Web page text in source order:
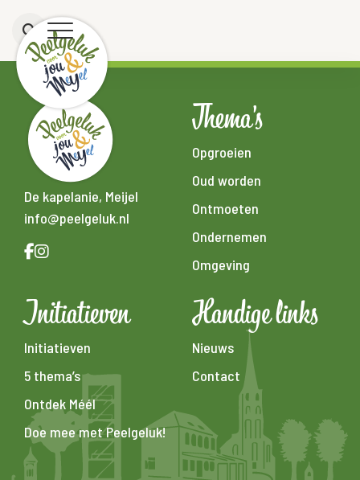
De kapelanie, Meijel
info@peelgeluk.nl
Thema's
Opgroeien
Oud worden
Ontmoeten
Ondernemen
Omgeving
Initiatieven
Initiatieven
5 thema’s
Ontdek Méél
Doe mee met Peelgeluk!
Handige links
Nieuws
Contact